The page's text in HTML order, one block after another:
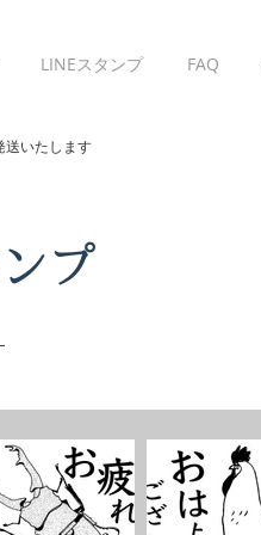
LINEスタンプ FAQ
送いたします
プ